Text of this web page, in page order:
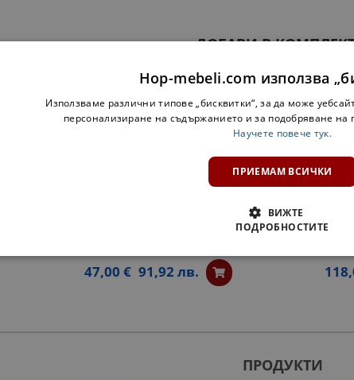
ДОБАВИ В
ЗАОБЛЕНА ЕТАЖЕРКА АРИЕЛ Н30КЗ -
47,00 € 91,92 лв.
ПРОДУКТИ
Hop-mebeli.com използва
Използваме различни типове „бисквитки“, за да може
персонализиране на съдържанието и за подобряване на
Научете повече тук.
ПРИЕМАМ ВСИЧКИ
ВИЖТЕ
ПОДРОБНОСТИТЕ